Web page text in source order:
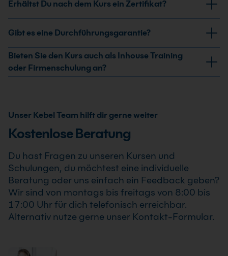
auf klarer Kommunikation und verständlicher
Gesprächsführung.
Situationen, insbesondere Kritik- und
Konfliktgespräche. Du lernst, Gespräche sachlich zu
strukturieren und Anerkennung sowie Wertschätzung
gezielt in der Führung einzusetzen.
Erhältst Du nach dem Kurs ein Zertifikat?
Ja, nach erfolgreicher Teilnahme am Leadership Teil 1
Kurs erhältst Du ein Teilnahmezertifikat. Dieses
bestätigt Deine erweiterten Kenntnisse im
professionellen Einsatz von Leadership Teil 1 Kurs .
Gibt es eine Durchführungsgarantie?
Ja, wir garantieren die Durchführung aller von uns
bestätigten Termine. Der Leadership Teil 1 Kurs findet
auch bereits ab einem Teilnehmer statt, sodass Du
Bieten Sie den Kurs auch als Inhouse Training
oder Firmenschulung an?
durchgeführt werden. Inhalte, Prozesse und
Schwerpunkte passen wir individuell an die
Unser Kebel Team hilft dir gerne weiter
Kostenlose Beratung
Du hast Fragen zu unseren Kursen und
Schulungen, du möchtest eine individuelle
Beratung oder uns einfach ein Feedback geben?
Wir sind von montags bis freitags von 8:00 bis
17:00 Uhr für dich telefonisch erreichbar.
Alternativ nutze gerne unser Kontakt-Formular.